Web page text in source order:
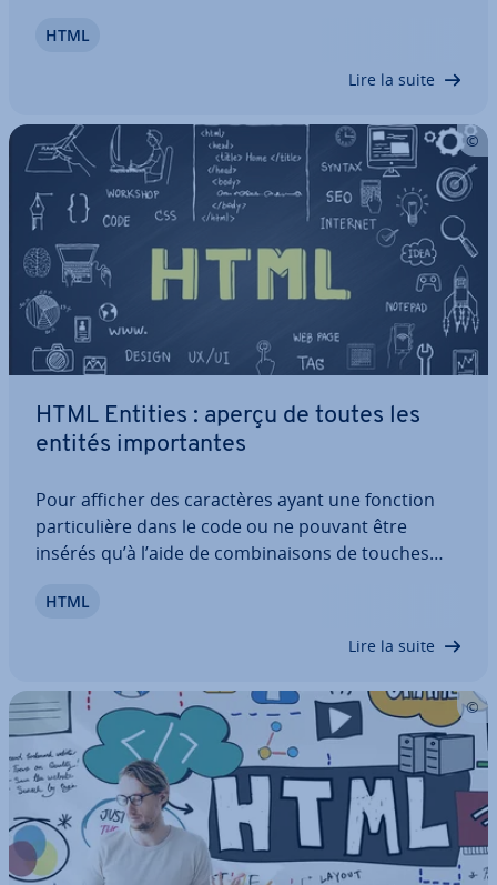
sources dans votre texte. Apprenez dans cet
HTML
Lire la suite
HTML Entities : aperçu de toutes les
entités im­por­tantes
Pour afficher des ca­rac­tères ayant une fonction
par­ti­cu­lière dans le code ou ne pouvant être
insérés qu’à l’aide de com­bi­nai­sons de touches
de ca­rac­tères indiquent au na­vi­ga­teur qui in­ter­
HTML
Lire la suite